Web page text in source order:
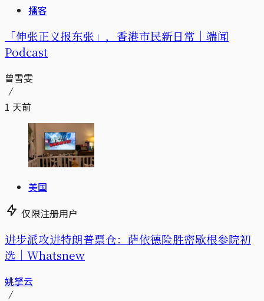
播客
「伸张正义报东张」，香港市民新日常｜端闻
Podcast
曾雪雯
1 天前
美国
仅限注册用户
进步派攻进特朗普票仓：萨依德险胜密歇根参院初
选｜Whatsnew
姚拏云